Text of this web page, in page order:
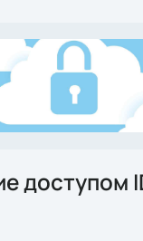
доступом